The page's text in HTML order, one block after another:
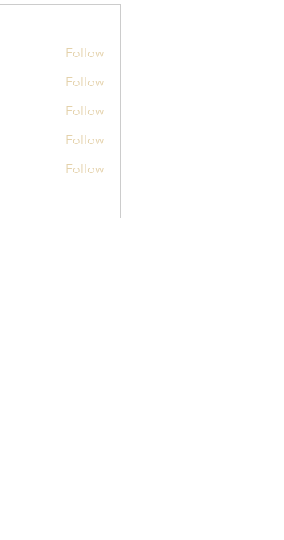
Follow
Follow
Follow
Follow
Follow